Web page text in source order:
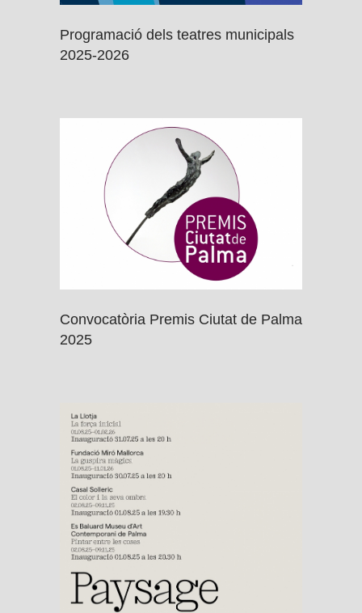
Programació dels teatres municipals
2025-2026
Convocatòria Premis Ciutat de Palma
2025